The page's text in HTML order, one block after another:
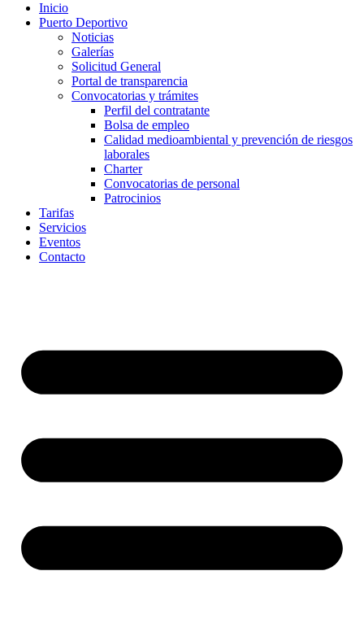
Inicio
Puerto Deportivo
Noticias
Galerías
Solicitud General
Portal de transparencia
Convocatorias y trámites
Perfil del contratante
Bolsa de empleo
Calidad medioambiental y prevención de riesgos
laborales
Charter
Convocatorias de personal
Patrocinios
Tarifas
Servicios
Eventos
Contacto